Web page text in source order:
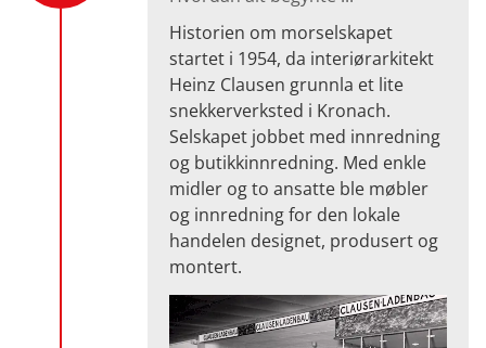
Historien om morselskapet
startet i 1954, da interiørarkitekt
Heinz Clausen grunnla et lite
snekkerverksted i Kronach.
Selskapet jobbet med innredning
og butikkinnredning. Med enkle
midler og to ansatte ble møbler
og innredning for den lokale
handelen designet, produsert og
montert.